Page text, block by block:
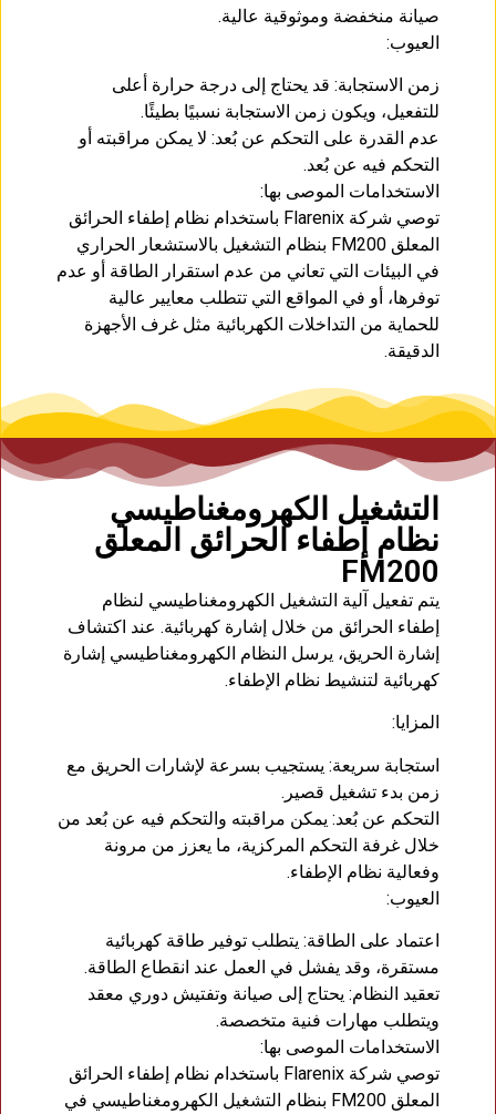
صيانة منخفضة وموثوقية عالية.
العيوب:
زمن الاستجابة: قد يحتاج إلى درجة حرارة أعلى
للتفعيل، ويكون زمن الاستجابة نسبيًا بطيئًا.
عدم القدرة على التحكم عن بُعد: لا يمكن مراقبته أو
التحكم فيه عن بُعد.
الاستخدامات الموصى بها:
توصي شركة Flarenix باستخدام نظام إطفاء الحرائق
المعلق FM200 بنظام التشغيل بالاستشعار الحراري
في البيئات التي تعاني من عدم استقرار الطاقة أو عدم
توفرها، أو في المواقع التي تتطلب معايير عالية
للحماية من التداخلات الكهربائية مثل غرف الأجهزة
الدقيقة.
التشغيل الكهرومغناطيسي
نظام إطفاء الحرائق المعلق
FM200
يتم تفعيل آلية التشغيل الكهرومغناطيسي لنظام
إطفاء الحرائق من خلال إشارة كهربائية. عند اكتشاف
إشارة الحريق، يرسل النظام الكهرومغناطيسي إشارة
كهربائية لتنشيط نظام الإطفاء.
المزايا:
استجابة سريعة: يستجيب بسرعة لإشارات الحريق مع
زمن بدء تشغيل قصير.
التحكم عن بُعد: يمكن مراقبته والتحكم فيه عن بُعد من
خلال غرفة التحكم المركزية، ما يعزز من مرونة
وفعالية نظام الإطفاء.
العيوب:
اعتماد على الطاقة: يتطلب توفير طاقة كهربائية
مستقرة، وقد يفشل في العمل عند انقطاع الطاقة.
تعقيد النظام: يحتاج إلى صيانة وتفتيش دوري معقد
ويتطلب مهارات فنية متخصصة.
الاستخدامات الموصى بها:
توصي شركة Flarenix باستخدام نظام إطفاء الحرائق
المعلق FM200 بنظام التشغيل الكهرومغناطيسي في